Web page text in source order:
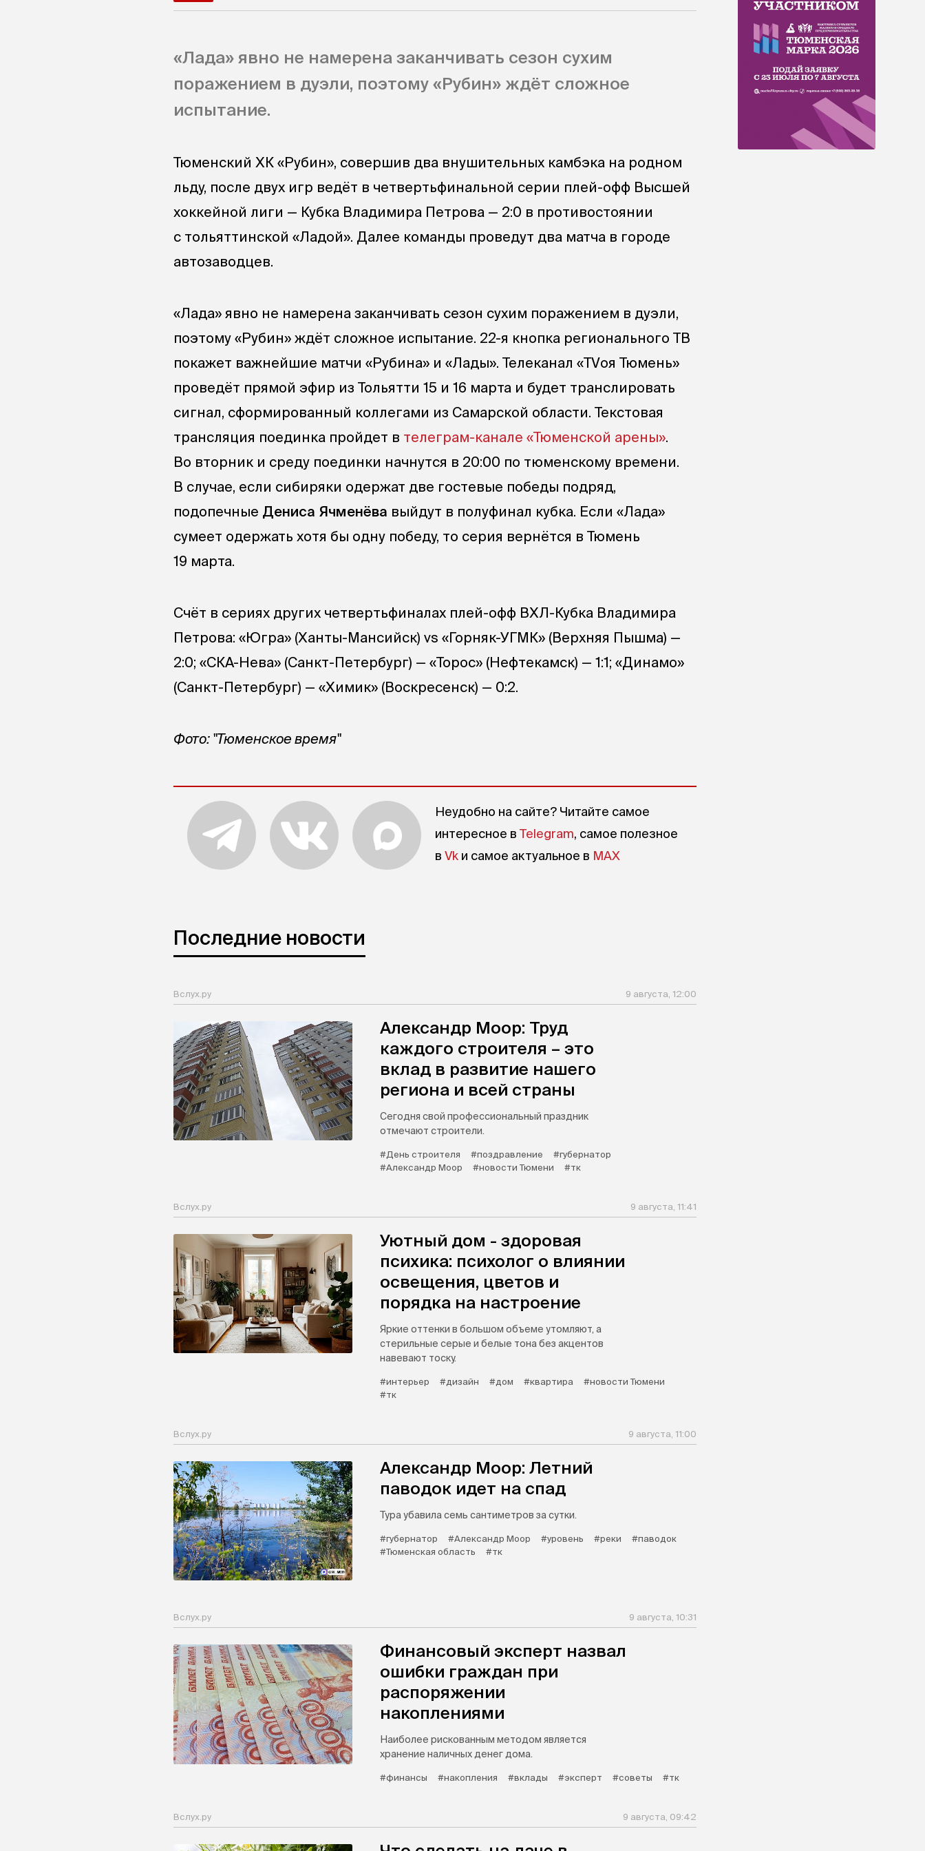
«Лада» явно не намерена заканчивать сезон сухим
поражением в дуэли, поэтому «Рубин» ждёт сложное
испытание.
Тюменский ХК «Рубин», совершив два внушительных камбэка на родном
льду, после двух игр ведёт в четвертьфинальной серии плей-офф Высшей
хоккейной лиги — Кубка Владимира Петрова — 2:0 в противостоянии
с тольяттинской «Ладой». Далее команды проведут два матча в городе
автозаводцев.
«Лада» явно не намерена заканчивать сезон сухим поражением в дуэли,
поэтому «Рубин» ждёт сложное испытание. 22-я кнопка регионального ТВ
покажет важнейшие матчи «Рубина» и «Лады». Телеканал «TVоя Тюмень»
проведёт прямой эфир из Тольятти 15 и 16 марта и будет транслировать
сигнал, сформированный коллегами из Самарской области. Текстовая
трансляция поединка пройдет в телеграм-канале «Тюменской арены».
Во вторник и среду поединки начнутся в 20:00 по тюменскому времени.
В случае, если сибиряки одержат две гостевые победы подряд,
подопечные Дениса Ячменёва выйдут в полуфинал кубка. Если «Лада»
сумеет одержать хотя бы одну победу, то серия вернётся в Тюмень
19 марта.
Счёт в сериях других четвертьфиналах плей-офф ВХЛ-Кубка Владимира
Петрова: «Югра» (Ханты-Мансийск) vs «Горняк-УГМК» (Верхняя Пышма) —
2:0; «СКА-Нева» (Санкт-Петербург) — «Торос» (Нефтекамск) — 1:1; «Динамо»
(Санкт-Петербург) — «Химик» (Воскресенск) — 0:2.
Фото: "Тюменское время"
Неудобно на сайте? Читайте самое
интересное в Telegram, самое полезное
в Vk и самое актуальное в MAX
Последние новости
Вслух.ру 9 августа, 12:00
Александр Моор: Труд
каждого строителя – это
вклад в развитие нашего
региона и всей страны
Сегодня свой профессиональный праздник
отмечают строители.
#День строителя #поздравление
#губернатор
#Александр Моор
#новости Тюмени #тк
Вслух.ру 9 августа, 11:41
Уютный дом - здоровая
психика: психолог о влиянии
освещения, цветов и
порядка на настроение
Яркие оттенки в большом объеме утомляют, а
стерильные серые и белые тона без акцентов
навевают тоску.
#интерьер #дизайн #дом #квартира
#новости Тюмени
#тк
Вслух.ру 9 августа, 11:00
Александр Моор: Летний
паводок идет на спад
Тура убавила семь сантиметров за сутки.
#губернатор #Александр Моор #уровень #реки
#паводок
#Тюменская область
#тк
Вслух.ру 9 августа, 10:31
Финансовый эксперт назвал
ошибки граждан при
распоряжении
накоплениями
Наиболее рискованным методом является
хранение наличных денег дома.
#финансы #накопления #вклады #эксперт #советы #тк
Вслух.ру 9 августа, 09:42